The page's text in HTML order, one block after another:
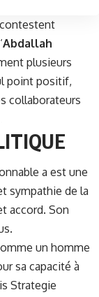
Abdallah
plusieurs
point positif,
collaborateurs
a est une
sympathie de la
accord. Son
un homme
sa capacité à
Strategie